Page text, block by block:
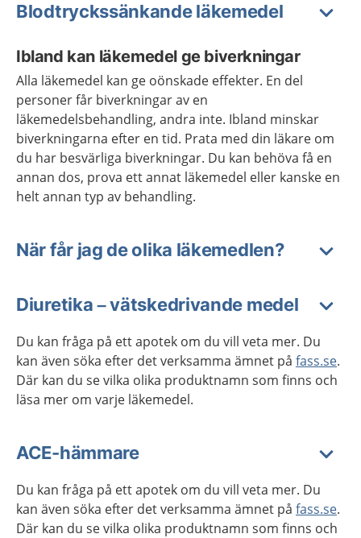
Blodtryckssänkande läkemedel
Ibland kan läkemedel ge biverkningar
Alla läkemedel kan ge oönskade effekter. En del
personer får biverkningar av en
läkemedelsbehandling, andra inte. Ibland minskar
biverkningarna efter en tid. Prata med din läkare om
du har besvärliga biverkningar. Du kan behöva få en
annan dos, prova ett annat läkemedel eller kanske en
helt annan typ av behandling.
När får jag de olika läkemedlen?
Diuretika – vätskedrivande medel
Du kan fråga på ett apotek om du vill veta mer. Du
kan även söka efter det verksamma ämnet på fass.se.
Där kan du se vilka olika produktnamn som finns och
läsa mer om varje läkemedel.
ACE-hämmare
Du kan fråga på ett apotek om du vill veta mer. Du
kan även söka efter det verksamma ämnet på fass.se.
Där kan du se vilka olika produktnamn som finns och